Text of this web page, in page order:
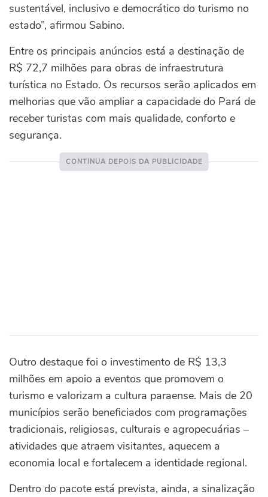
sustentável, inclusivo e democrático do turismo no
estado”, afirmou Sabino.
Entre os principais anúncios está a destinação de
R$ 72,7 milhões para obras de infraestrutura
turística no Estado. Os recursos serão aplicados em
melhorias que vão ampliar a capacidade do Pará de
receber turistas com mais qualidade, conforto e
segurança.
Outro destaque foi o investimento de R$ 13,3
milhões em apoio a eventos que promovem o
turismo e valorizam a cultura paraense. Mais de 20
municípios serão beneficiados com programações
tradicionais, religiosas, culturais e agropecuárias –
atividades que atraem visitantes, aquecem a
economia local e fortalecem a identidade regional.
Dentro do pacote está prevista, ainda, a sinalização